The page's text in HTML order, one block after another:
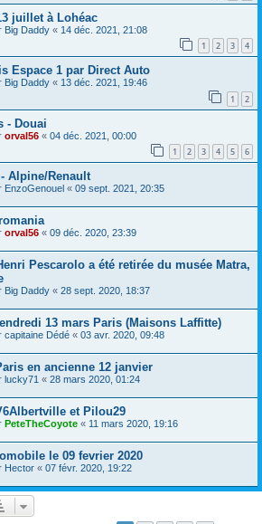
juillet à Lohéac
Big Daddy « 14 déc. 2021, 21:08
1 2 3 4
Espace 1 par Direct Auto
Big Daddy « 13 déc. 2021, 19:46
1 2
- Douai
orval56 « 04 déc. 2021, 00:00
1 2 3 4 5 6
- Alpine/Renault
EnzoGenouel « 09 sept. 2021, 20:35
orval56 « 09 déc. 2020, 23:39
Pescarolo a été retirée du musée Matra,
Big Daddy « 28 sept. 2020, 18:37
13 mars Paris (Maisons Laffitte)
capitaine Dédé « 03 avr. 2020, 09:48
en ancienne 12 janvier
lucky71 « 28 mars 2020, 01:24
et Pilou29
PeteTheCoyote « 11 mars 2020, 19:16
le 09 fevrier 2020
Hector « 07 févr. 2020, 19:22